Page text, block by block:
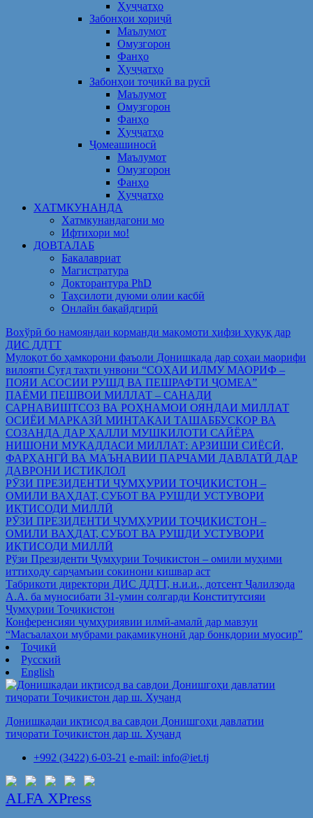
Ҳуҷҷатҳо
Забонҳои хориҷӣ
Маълумот
Омузгорон
Фанҳо
Ҳуҷҷатҳо
Забонҳои тоҷикӣ ва русӣ
Маълумот
Омузгорон
Фанҳо
Ҳуҷҷатҳо
Ҷомеашиносӣ
Маълумот
Омузгорон
Фанҳо
Ҳуҷҷатҳо
ХАТМКУНАНДА
Хатмкунандагони мо
Ифтихори мо!
ДОВТАЛАБ
Бакалавриат
Магистратура
Докторантура PhD
Таҳсилоти дуюми олии касбӣ
Онлайн бақайдгирӣ
Вохўрӣ бо намояндаи корманди мақомоти ҳифзи ҳуқуқ дар
ДИС ДДТТ
Мулоқот бо ҳамкорони фаъоли Донишкада дар соҳаи маорифи
вилояти Суғд таҳти унвони “СОҲАИ ИЛМУ МАОРИФ –
ПОЯИ АСОСИИ РУШД ВА ПЕШРАФТИ ҶОМЕА”
ПАЁМИ ПЕШВОИ МИЛЛАТ – САНАДИ
САРНАВИШТСОЗ ВА РОҲНАМОИ ОЯНДАИ МИЛЛАТ
ОСИЁИ МАРКАЗӢ МИНТАҚАИ ТАШАББУСКОР ВА
СОЗАНДА ДАР ҲАЛЛИ МУШКИЛОТИ САЙЁРА
НИШОНИ МУҚАДДАСИ МИЛЛАТ: АРЗИШИ СИЁСӢ,
ФАРҲАНГӢ ВА МАЪНАВИИ ПАРЧАМИ ДАВЛАТӢ ДАР
ДАВРОНИ ИСТИҚЛОЛ
РӮЗИ ПРЕЗИДЕНТИ ҶУМҲУРИИ ТОҶИКИСТОН –
ОМИЛИ ВАҲДАТ, СУБОТ ВА РУШДИ УСТУВОРИ
ИҚТИСОДИ МИЛЛӢ
РӮЗИ ПРЕЗИДЕНТИ ҶУМҲУРИИ ТОҶИКИСТОН –
ОМИЛИ ВАҲДАТ, СУБОТ ВА РУШДИ УСТУВОРИ
ИҚТИСОДИ МИЛЛӢ
Рўзи Президенти Ҷумҳурии Тоҷикистон – омили муҳими
иттиҳоду сарҷамъии сокинони кишвар аст
Табрикоти директори ДИС ДДТТ, н.и.и., дотсент Ҷалилзода
А.А. ба муносибати 31-умин солгарди Конститутсияи
Ҷумҳурии Тоҷикистон
Конференсияи ҷумҳуриявии илмӣ-амалӣ дар мавзуи
“Масъалаҳои мубрами рақамикунонӣ дар бонкдории муосир”
Тоҷикӣ
Русский
English
Донишкадаи иқтисод ва савдои Донишгоҳи давлатии
тиҷорати Тоҷикистон дар ш. Хуҷанд
+992 (3422) 6-03-21 e-mail: info@iet.tj
ALFA XPress